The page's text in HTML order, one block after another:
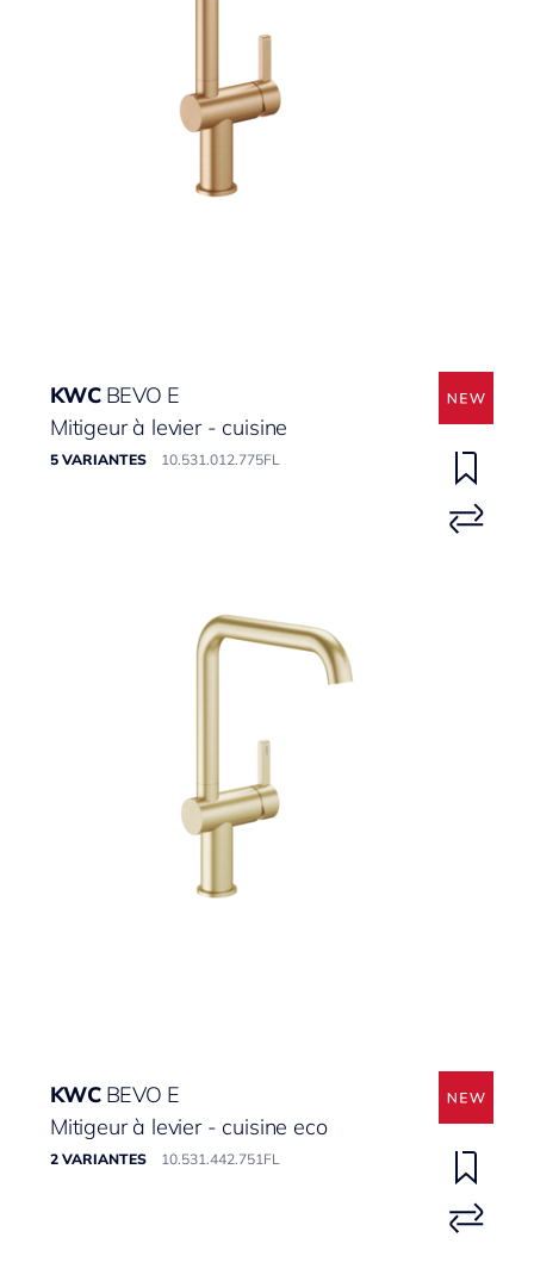
KWC BEVO E
Mitigeur à levier - cuisine
5 VARIANTES 10.531.012.775FL
KWC BEVO E
Mitigeur à levier - cuisine eco
2 VARIANTES 10.531.442.751FL